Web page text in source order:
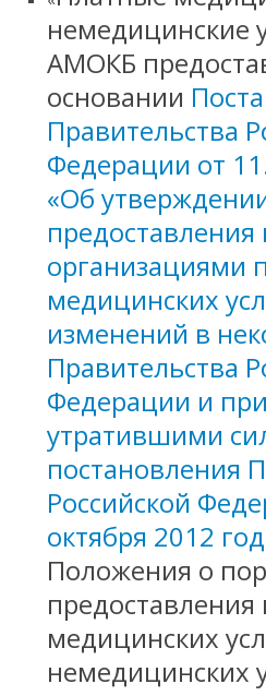
немедицинские
АМОКБ
основании
Правительства
Федерации от
«Об
организациями
медицинских
изменений в
Правительства
Федерации и
утратившими
постановления
Российской
октября 2012
Положения о
медицинских
немедицинских